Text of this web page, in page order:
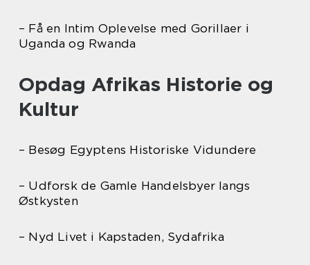
– Få en Intim Oplevelse med Gorillaer i
Uganda og Rwanda
Opdag Afrikas Historie og
Kultur
– Besøg Egyptens Historiske Vidundere
– Udforsk de Gamle Handelsbyer langs
Østkysten
– Nyd Livet i Kapstaden, Sydafrika